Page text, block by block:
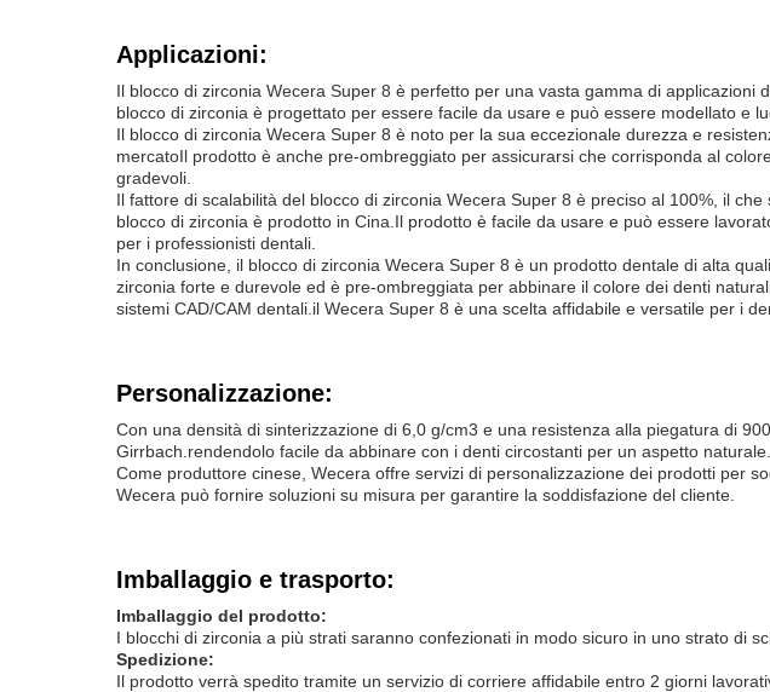
Applicazioni:
Il blocco di zirconia Wecera Super 8 è perfetto per una vasta gamma di
blocco di zirconia è progettato per essere facile da usare e può essere modellato e
Il blocco di zirconia Wecera Super 8 è noto per la sua eccezionale durezza e
mercatoIl prodotto è anche pre-ombreggiato per assicurarsi che corrisponda al
gradevoli.
Il fattore di scalabilità del blocco di zirconia Wecera Super 8 è preciso al 100%, il
blocco di zirconia è prodotto in Cina.Il prodotto è facile da usare e può essere
per i professionisti dentali.
In conclusione, il blocco di zirconia Wecera Super 8 è un prodotto dentale di alta
zirconia forte e durevole ed è pre-ombreggiata per abbinare il colore dei denti
sistemi CAD/CAM dentali.il Wecera Super 8 è una scelta affidabile e versatile per i
Personalizzazione:
Con una densità di sinterizzazione di 6,0 g/cm3 e una resistenza alla piegatura di
Girrbach.rendendolo facile da abbinare con i denti circostanti per un aspetto naturale.
Come produttore cinese, Wecera offre servizi di personalizzazione dei prodotti per
Wecera può fornire soluzioni su misura per garantire la soddisfazione del cliente.
Imballaggio e trasporto:
Imballaggio del prodotto:
I blocchi di zirconia a più strati saranno confezionati in modo sicuro in uno strato di
Spedizione:
Il prodotto verrà spedito tramite un servizio di corriere affidabile entro 2 giorni